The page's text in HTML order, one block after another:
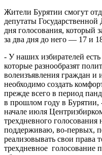
Жители Бурятии смогут
депутаты
дня голосования, который
за два дня до него — 17 и
- У наших избирателей
которые разнообразят
волеизъявления граждан и
необходимо создать
прежде всего в период
в прошлом году в
начале июля
трехдневного
поддерживаю, во-первых,
реализовывать свои права
трехдневное голосование